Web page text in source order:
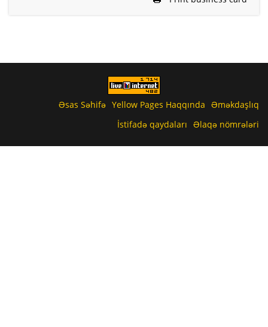
Əsas Səhifə Yellow Pages Haqqında Əməkdaşlıq
İstifadə qaydaları Əlaqə nömrələri